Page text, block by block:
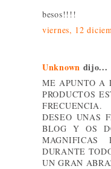
besos!!!!
viernes, 12
Unknown dijo...
ME APUNTO A
PRODUCTOS
FRECUENCIA.
DESEO UNAS
BLOG Y OS
MAGNIFICAS
DURANTE
UN GRAN